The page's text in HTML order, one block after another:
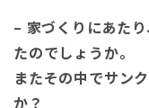
– 家づくりにあた
たのでしょうか。
またその中でサン
か？